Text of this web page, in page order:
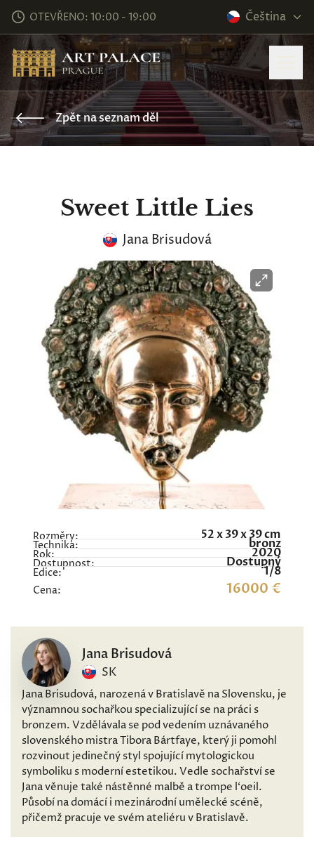
OTEVŘENO: 10:00 - 19:00 Čeština
Zpět na seznam děl
Sweet Little Lies
Jana Brisudová
Rozměry: 52 x 39 x 39 cm
Technika: bronz
Rok: 2020
Dostupnost: Dostupný
Edice: 1/8
Cena: 16000 €
Jana Brisudová
SK
Jana Brisudová, narozená v Bratislavě na Slovensku, je
významnou sochařkou specializující se na práci s
bronzem. Vzdělávala se pod vedením uznávaného
slovenského mistra Tibora Bártfaye, který ji pomohl
rozvinout jedinečný styl spojující mytologickou
symboliku s moderní estetikou. Vedle sochařství se
Jana věnuje také nástěnné malbě a trompe l‘oeil.
Působí na domácí i mezinárodní umělecké scéně,
přičemž pracuje ve svém ateliéru v Bratislavě.